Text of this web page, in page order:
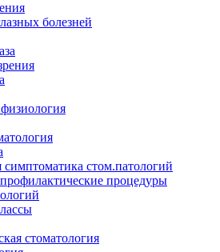
болезней
симптоматика стом.патологий
процедуры
стоматология